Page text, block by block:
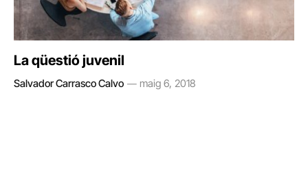
La qüestió juvenil
Salvador Carrasco Calvo maig 6, 2018